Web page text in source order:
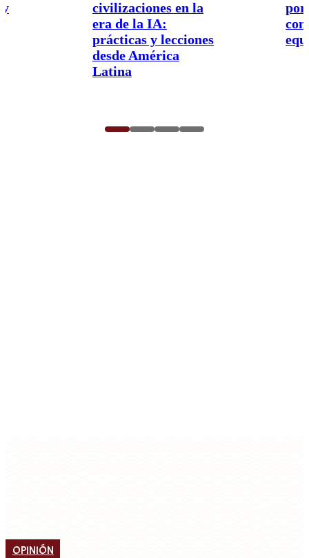
civilizaciones en la
era de la IA:
prácticas y lecciones
desde América
Latina
por
OPINIÓN